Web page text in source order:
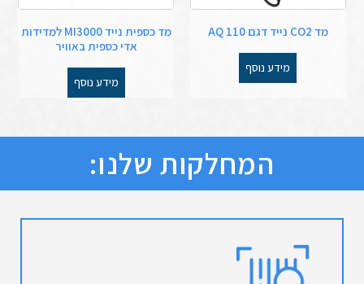
מד CO2 נייד דגם AQ 110
מידע נוסף
מד כספית נייד MI3000 למדידות
אדי כספית באוויר
מידע נוסף
המחלקות שלנו: